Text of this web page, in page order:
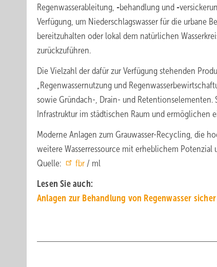
Regenwasserableitung, -behandlung und -
Verfügung, um Niederschlagswasser für die urbane
bereitzuhalten oder lokal dem natürlichen
zurückzuführen.
Die Vielzahl der dafür zur Verfügung stehenden
„Regenwassernutzung und
sowie Gründach-, Drain- und Retentionselementen.
Infrastruktur im städtischen Raum und ermöglichen
Moderne Anlagen zum Grauwasser-Recycling, die
weitere Wasserressource mit erheblichem
Quelle:
fbr / ml
Lesen Sie auch:
Anlagen zur Be­hand­lung von Regen­was­ser